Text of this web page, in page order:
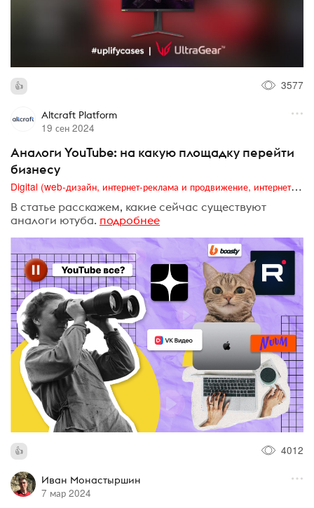
3577
Altcraft Platform
19 сен 2024
Аналоги YouTube: на какую площадку перейти
бизнесу
Digital (web-дизайн, интернет-реклама и продвижение, интернет-сообщества и блоги, интернет-коммуникации, мобильный маркетинг, реклама на цифровых экранах)
В статье расскажем, какие сейчас существуют
аналоги ютуба. подробнее
4012
Иван Монастыршин
7 мар 2024